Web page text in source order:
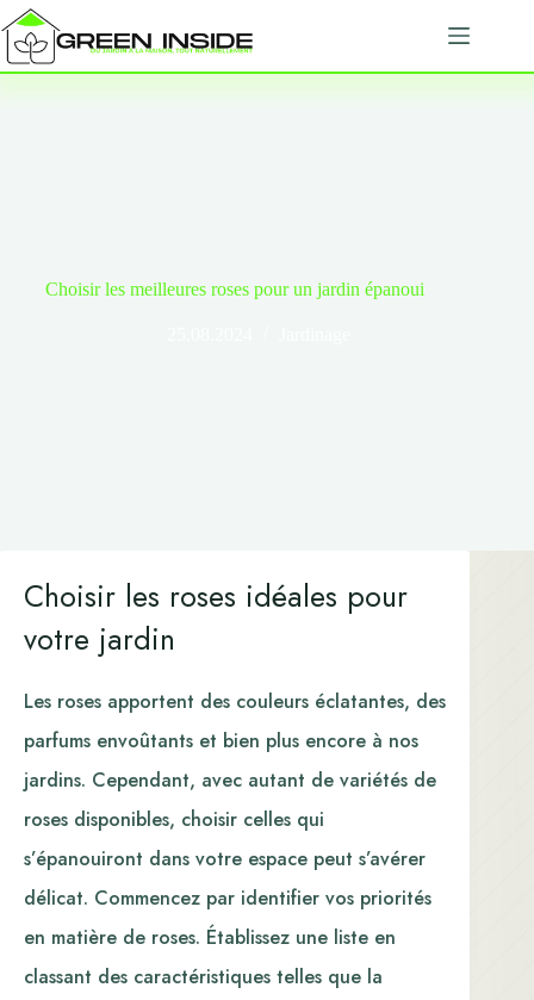
Passer
au
contenu
Choisir les meilleures roses pour un jardin épanoui
Choisir les roses idéales pour
votre jardin
Les roses apportent des couleurs éclatantes, des
parfums envoûtants et bien plus encore à nos
jardins. Cependant, avec autant de variétés de
roses disponibles, choisir celles qui
s’épanouiront dans votre espace peut s’avérer
délicat. Commencez par identifier vos priorités
en matière de roses. Établissez une liste en
classant des caractéristiques telles que la